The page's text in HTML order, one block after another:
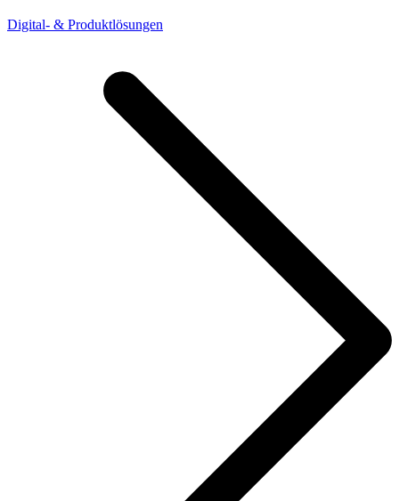
Digital- & Produktlösungen